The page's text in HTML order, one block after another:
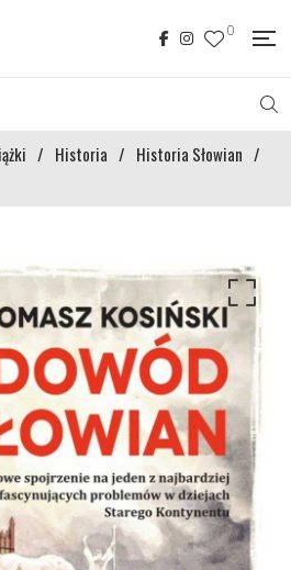
0
/ Historia / Historia Słowian /